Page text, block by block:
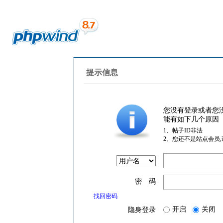
提示信息
您没有登录或者您
能有如下几个原因
1、帖子ID非法
2、您还不是站点会员
密 码
找回密码
隐身登录 开启 关闭